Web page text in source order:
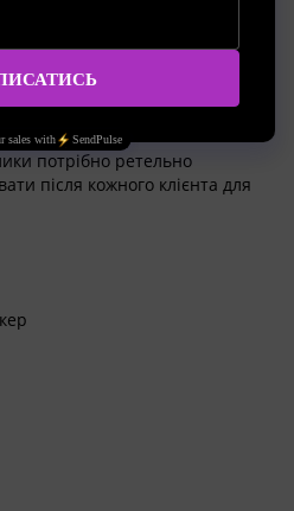
закривати скріпкою, щоб
більше 24 годин).
і фарби обов’язково
згині ліктя за 24
потрібно ретельно
після кожного клієнта для